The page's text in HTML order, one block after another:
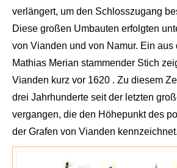
verlängert, um den Schlosszugang
Diese großen Umbauten erfolgten
von Vianden und von Namur. Ein aus
Mathias Merian stammender Stich
Vianden kurz vor 1620 . Zu diesem
drei Jahrhunderte seit der letzten
vergangen, die den Höhepunkt des
der Grafen von Vianden kennzeichnet.